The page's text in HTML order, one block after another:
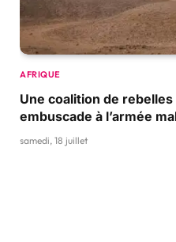
AFRIQUE
Une coalition de
embuscade à l’armée
samedi, 18 juillet